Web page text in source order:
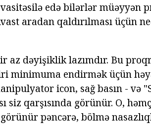
edə bilərlər müəyyən
aradan qaldırılması üçün
az dəyişiklik lazımdır. Bu
minimuma endirmək üçün
icon, sağ basın - və
siz qarşısında görünür. O,
pəncərə, bölmə